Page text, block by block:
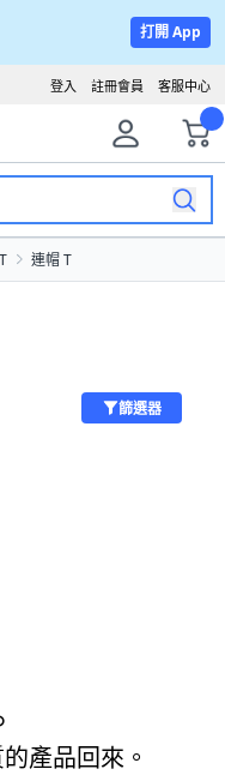
打開 App
客服中心
註冊會員
登入
連帽 T
篩選器
產品回來。